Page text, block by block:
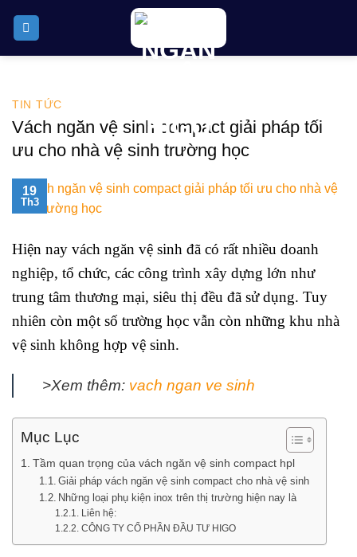
TIN TỨC
Vách ngăn vệ sinh compact giải pháp tối
ưu cho nhà vệ sinh trường học
19
Th3
Hiện nay vách ngăn vệ sinh đã có rất nhiều doanh
nghiệp, tổ chức, các công trình xây dựng lớn như
trung tâm thương mại, siêu thị đều đã sử dụng. Tuy
nhiên còn một số trường học vẫn còn những khu nhà
vệ sinh không hợp vệ sinh.
>Xem thêm: vach ngan ve sinh
Mục Lục
Tầm quan trọng của vách ngăn vệ sinh compact hpl
Giải pháp vách ngăn vệ sinh compact cho nhà vệ sinh
Những loại phụ kiện inox trên thị trường hiện nay là
Liên hệ:
CÔNG TY CỔ PHẦN ĐẦU TƯ HIGO